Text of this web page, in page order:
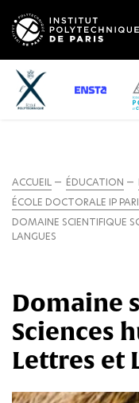
ACCUEIL ÉDUCATION
ÉCOLE DOCTORALE IP
DOMAINE SCIENTIFIQUE
LANGUES
Domaine
Sciences
Lettres et